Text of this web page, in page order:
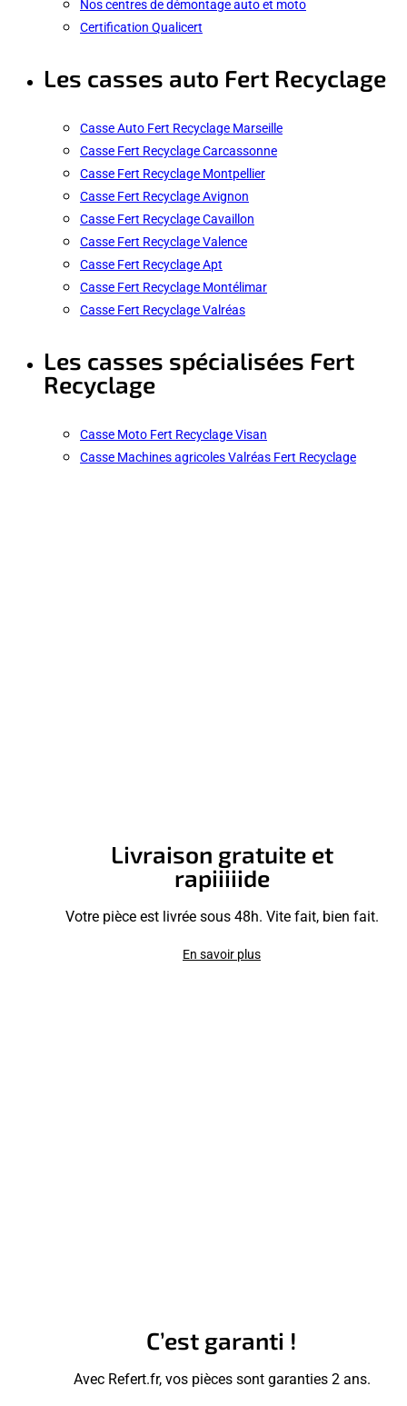
Nos centres de démontage auto et moto
Certification Qualicert
Les casses auto Fert Recyclage
Casse Auto Fert Recyclage Marseille
Casse Fert Recyclage Carcassonne
Casse Fert Recyclage Montpellier
Casse Fert Recyclage Avignon
Casse Fert Recyclage Cavaillon
Casse Fert Recyclage Valence
Casse Fert Recyclage Apt
Casse Fert Recyclage Montélimar
Casse Fert Recyclage Valréas
Les casses spécialisées Fert
Recyclage
Casse Moto Fert Recyclage Visan
Casse Machines agricoles Valréas Fert Recyclage
Livraison gratuite et
rapiiiiide
Votre pièce est livrée sous 48h. Vite fait, bien fait.
En savoir plus
C’est garanti !
Avec Refert.fr, vos pièces sont garanties 2 ans.